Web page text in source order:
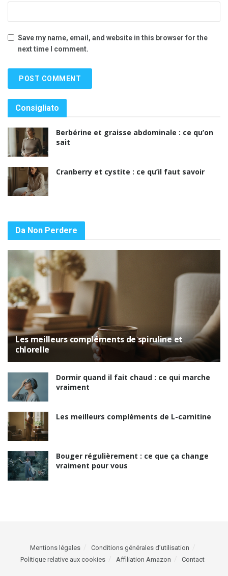
Save my name, email, and website in this browser for the
next time I comment.
Consigliato
Berbérine et graisse abdominale : ce qu’on
sait
Cranberry et cystite : ce qu’il faut savoir
Da Non Perdere
Les meilleurs compléments de spiruline et
chlorelle
Dormir quand il fait chaud : ce qui marche
vraiment
Les meilleurs compléments de L-carnitine
Bouger régulièrement : ce que ça change
vraiment pour vous
Mentions légales
Conditions générales d’utilisation
Politique relative aux cookies
Affiliation Amazon Contact